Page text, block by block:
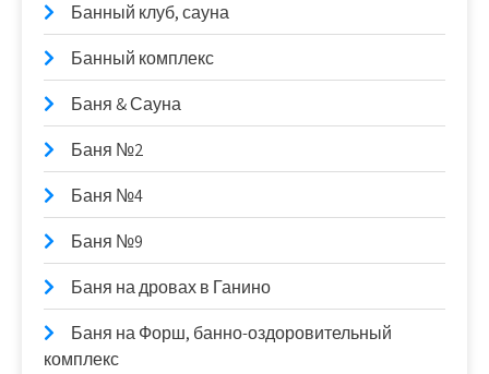
Банный клуб, сауна
Банный комплекс
Баня & Сауна
Баня №2
Баня №4
Баня №9
Баня на дровах в Ганино
Баня на Форш, банно-оздоровительный
комплекс